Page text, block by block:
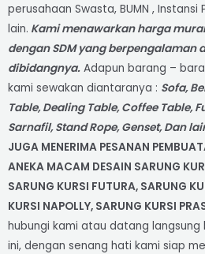
perusahaan Swasta, BUMN ,
lain. Kami menawarkan harga
dengan SDM yang berpengalaman
dibidangnya. Adapun barang –
kami sewakan diantaranya : Sofa,
Table, Dealing Table, Coffee Table,
Sarnafil, Stand Rope, Genset, Dan
JUGA MENERIMA PESANAN
ANEKA MACAM DESAIN SARUNG
SARUNG KURSI FUTURA, SARUNG
KURSI NAPOLLY, SARUNG KURSI
hubungi kami atau datang
ini, dengan senang hati kami siap